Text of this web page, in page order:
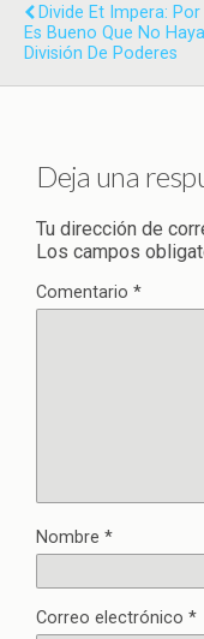
Divide Et Impera: Por
Es Bueno Que No Haya
División De Poderes
Deja una
Tu dirección de
Los campos
Comentario *
Nombre *
Correo electrónico *